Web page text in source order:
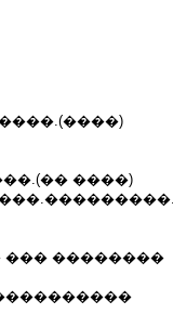
����)
��� ��������